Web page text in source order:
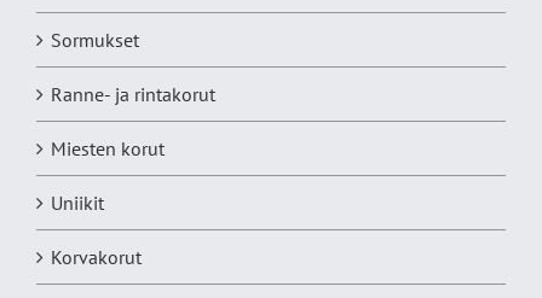
Sormukset
Ranne- ja rintakorut
Miesten korut
Uniikit
Korvakorut